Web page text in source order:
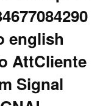
english
AttCliente
Signal